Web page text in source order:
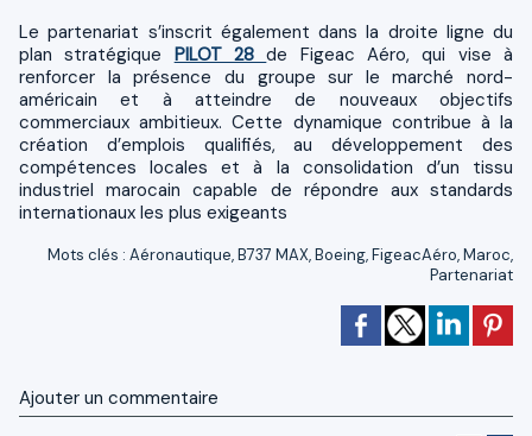
Le partenariat s’inscrit également dans la droite ligne du
plan stratégique PILOT 28de Figeac Aéro, qui vise à
renforcer la présence du groupe sur le marché nord-
américain et à atteindre de nouveaux objectifs
commerciaux ambitieux. Cette dynamique contribue à la
création d’emplois qualifiés, au développement des
compétences locales et à la consolidation d’un tissu
industriel marocain capable de répondre aux standards
internationaux les plus exigeants
Mots clés : Aéronautique,B737 MAX,Boeing,FigeacAéro,Maroc,
Partenariat
Ajouter un commentaire